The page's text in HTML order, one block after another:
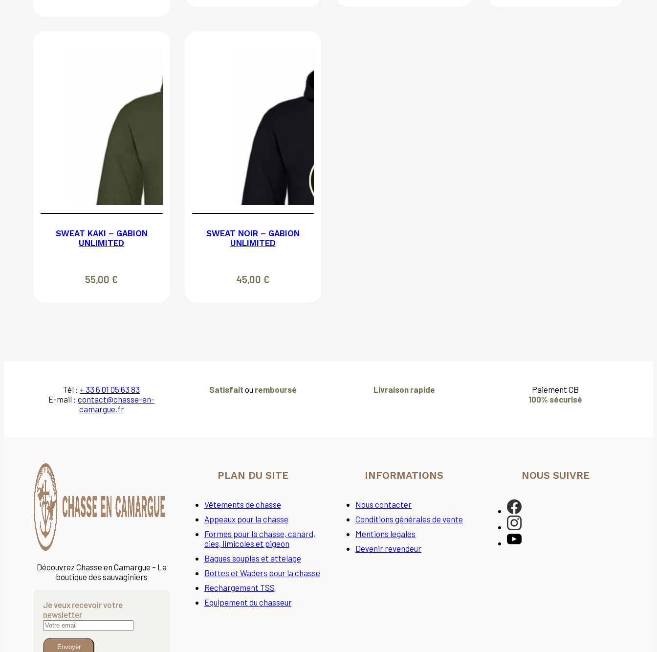
SWEAT KAKI – GABION
UNLIMITED
55,00 €
SWEAT NOIR – GABION
UNLIMITED
45,00 €
Tél : + 33 6 01 05 63 83
E-mail :contact@chasse-en-
camargue.fr
Satisfait ou remboursé Livraison rapide
Paiement CB
100% sécurisé
Découvrez Chasse en Camargue – La
boutique des sauvaginiers
Je veux recevoir votre
newsletter
Envoyer
PLAN DU SITE
Vêtements de chasse
Appeaux pour la chasse
Formes pour la chasse, canard,
oies, limicoles et pigeon
Bagues souples et attelage
Bottes et Waders pour la chasse
Rechargement TSS
Equipement du chasseur
INFORMATIONS
Nous contacter
Conditions générales de vente
Mentions legales
Devenir revendeur
NOUS SUIVRE